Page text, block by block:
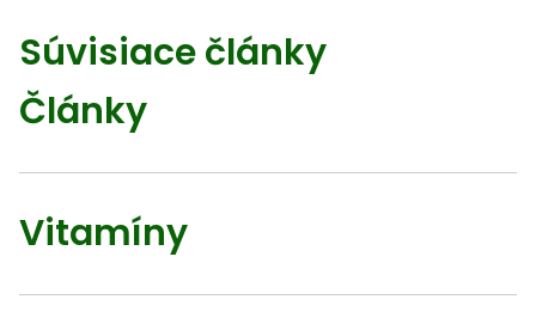
Súvisiace články
Články
Vitamíny